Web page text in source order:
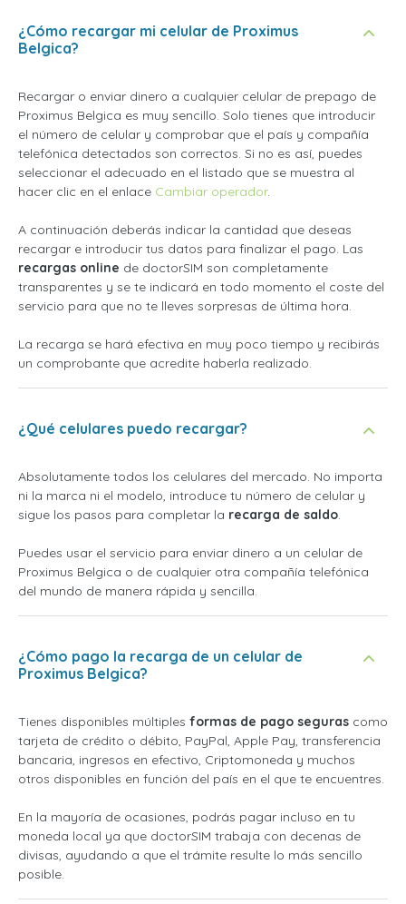
¿Cómo recargar mi celular de Proximus
Belgica?
Recargar o enviar dinero a cualquier celular de prepago de
Proximus Belgica es muy sencillo. Solo tienes que introducir
el número de celular y comprobar que el país y compañía
telefónica detectados son correctos. Si no es así, puedes
seleccionar el adecuado en el listado que se muestra al
hacer clic en el enlace Cambiar operador.
A continuación deberás indicar la cantidad que deseas
recargar e introducir tus datos para finalizar el pago. Las
recargas online de doctorSIM son completamente
transparentes y se te indicará en todo momento el coste del
servicio para que no te lleves sorpresas de última hora.
La recarga se hará efectiva en muy poco tiempo y recibirás
un comprobante que acredite haberla realizado.
¿Qué celulares puedo recargar?
Absolutamente todos los celulares del mercado. No importa
ni la marca ni el modelo, introduce tu número de celular y
sigue los pasos para completar la recarga de saldo.
Puedes usar el servicio para enviar dinero a un celular de
Proximus Belgica o de cualquier otra compañía telefónica
del mundo de manera rápida y sencilla.
¿Cómo pago la recarga de un celular de
Proximus Belgica?
Tienes disponibles múltiples formas de pago seguras como
tarjeta de crédito o débito, PayPal, Apple Pay, transferencia
bancaria, ingresos en efectivo, Criptomoneda y muchos
otros disponibles en función del país en el que te encuentres.
En la mayoría de ocasiones, podrás pagar incluso en tu
moneda local ya que doctorSIM trabaja con decenas de
divisas, ayudando a que el trámite resulte lo más sencillo
posible.